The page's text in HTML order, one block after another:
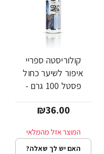
קולוריסטה ספריי
איפור לשיער כחול
פסטל 100 גרם -
PARIS
₪36.00
האם יש לך שאלה?